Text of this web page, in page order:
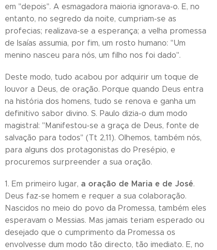
em "depois". A esmagadora maioria ignorava-o. E, no
entanto, no segredo da noite, cumpriam-se as
profecias; realizava-se a esperança; a velha promessa
de Isaías assumia, por fim, um rosto humano: "Um
menino nasceu para nós, um filho nos foi dado".
Deste modo, tudo acabou por adquirir um toque de
louvor a Deus, de oração. Porque quando Deus entra
na história dos homens, tudo se renova e ganha um
definitivo sabor divino. S. Paulo dizia-o dum modo
magistral: "Manifestou-se a graça de Deus, fonte de
salvação para todos" (Tt 2,11). Olhemos, também nós,
para alguns dos protagonistas do Presépio, e
procuremos surpreender a sua oração.
1. Em primeiro lugar, a oração de Maria e de José.
Deus faz-se homem e requer a sua colaboração.
Nascidos no meio do povo da Promessa, também eles
esperavam o Messias. Mas jamais teriam esperado ou
desejado que o cumprimento da Promessa os
envolvesse dum modo tão directo, tão imediato. E, no